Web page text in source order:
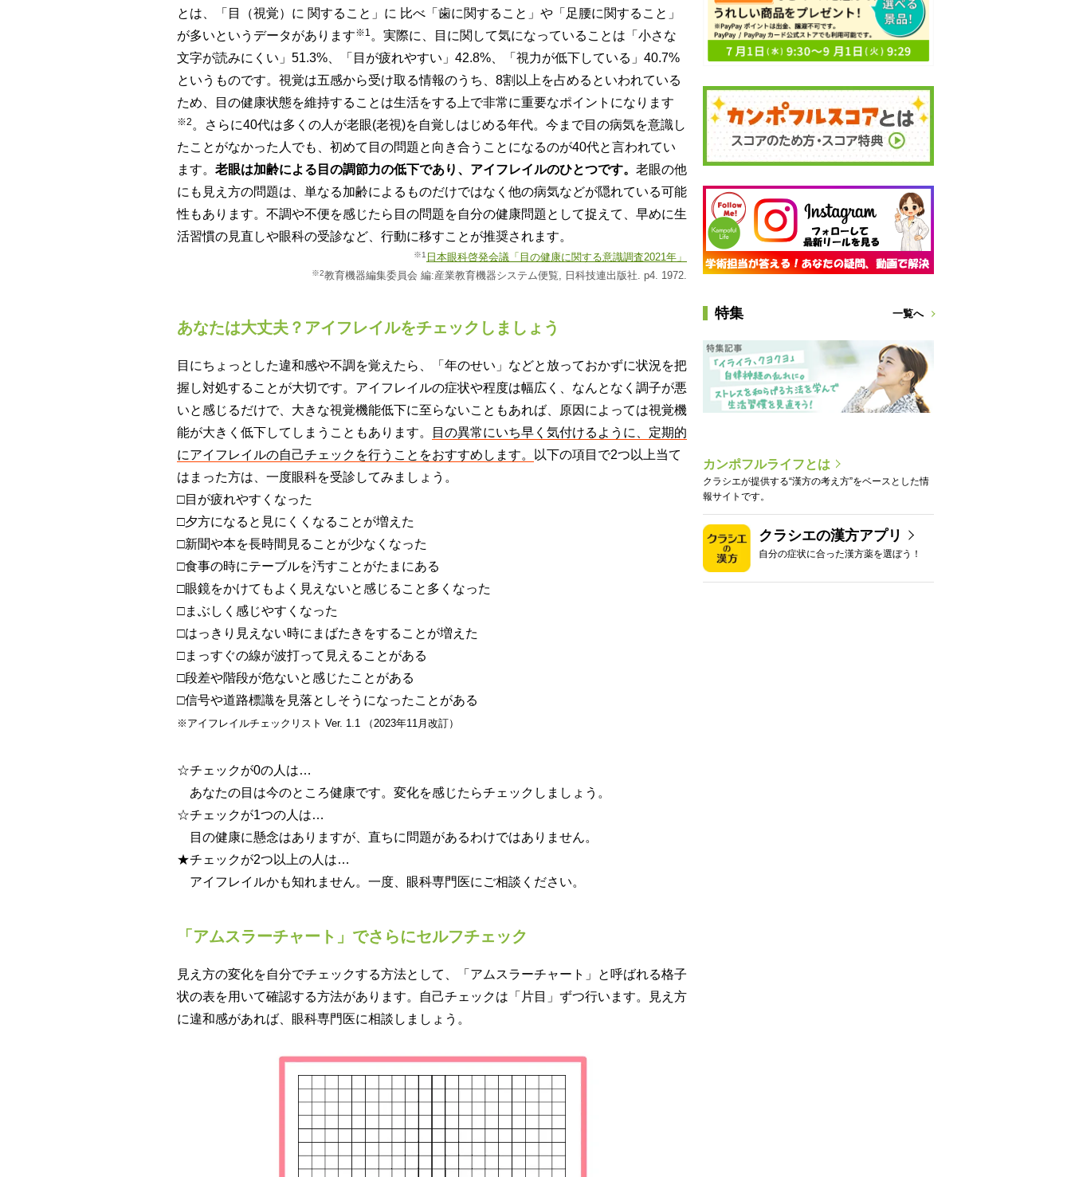
とは、「目（視覚）に 関すること」に 比べ「歯に関すること」や「足腰に関すること」
が多いというデータがあります※1 。実際に、目に関して気になっていることは「小さな
文字が読みにくい」51.3%、「目が疲れやすい」42.8%、「視力が低下している」40.7%
というものです。視覚は五感から受け取る情報のうち、8割以上を占めるといわれている
ため、目の健康状態を維持することは生活をする上で非常に重要なポイントになります
※2 。さらに40代は多くの人が老眼(老視)を自覚しはじめる年代。今まで目の病気を意識し
たことがなかった人でも、初めて目の問題と向き合うことになるのが40代と言われてい
ます。 老眼は加齢による目の調節力の低下であり、アイフレイルのひとつです。 老眼の他
にも見え方の問題は、単なる加齢によるものだけではなく他の病気などが隠れている可能
性もあります。不調や不便を感じたら目の問題を自分の健康問題として捉えて、早めに生
活習慣の見直しや眼科の受診など、行動に移すことが推奨されます。
※1 日本眼科啓発会議「目の健康に関する意識調査2021年」
※2教育機器編集委員会 編:産業教育機器システム便覧, 日科技連出版社. p4. 1972.
あなたは大丈夫？アイフレイルをチェックしましょう
目にちょっとした違和感や不調を覚えたら、「年のせい」などと放っておかずに状況を把
握し対処することが大切です。アイフレイルの症状や程度は幅広く、なんとなく調子が悪
いと感じるだけで、大きな視覚機能低下に至らないこともあれば、原因によっては視覚機
能が大きく低下してしまうこともあります。
目の異常にいち早く気付けるように、定期的
にアイフレイルの自己チェックを行うことをおすすめします。
以下の項目で2つ以上当て
はまった方は、一度眼科を受診してみましょう。
□目が疲れやすくなった
□夕方になると見にくくなることが増えた
□新聞や本を長時間見ることが少なくなった
□食事の時にテーブルを汚すことがたまにある
□眼鏡をかけてもよく見えないと感じること多くなった
□まぶしく感じやすくなった
□はっきり見えない時にまばたきをすることが増えた
□まっすぐの線が波打って見えることがある
□段差や階段が危ないと感じたことがある
□信号や道路標識を見落としそうになったことがある
※アイフレイルチェックリスト Ver. 1.1 （2023年11月改訂）
☆チェックが0の人は…
あなたの目は今のところ健康です。変化を感じたらチェックしましょう。
☆チェックが1つの人は…
目の健康に懸念はありますが、直ちに問題があるわけではありません。
★チェックが2つ以上の人は…
アイフレイルかも知れません。一度、眼科専門医にご相談ください。
「アムスラーチャート」でさらにセルフチェック
見え方の変化を自分でチェックする方法として、「アムスラーチャート」と呼ばれる格子
状の表を用いて確認する方法があります。自己チェックは「片目」ずつ行います。見え方
に違和感があれば、眼科専門医に相談しましょう。
特集 一覧へ
カンポフルライフとは
クラシエが提供する“漢方の考え方”をベースとした情
報サイトです。
クラシエの漢方アプリ
自分の症状に合った漢方薬を選ぼう！